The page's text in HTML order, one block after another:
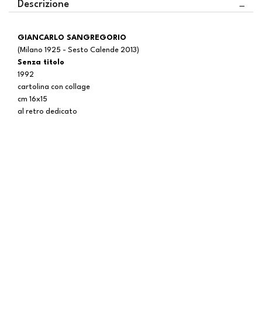
Descrizione
GIANCARLO SANGREGORIO
(Milano 1925 - Sesto Calende 2013)
Senza titolo
1992
cartolina con collage
cm 16x15
al retro dedicato